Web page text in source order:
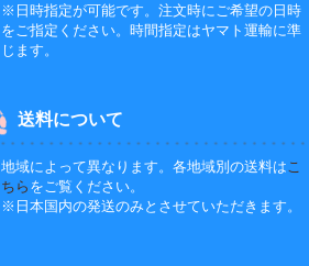
※日時指定が可能です。注文時にご希望の日時
をご指定ください。時間指定はヤマト運輸に準
じます。
送料について
地域によって異なります。各地域別の送料はこ
ちら をご覧ください。
※日本国内の発送のみとさせていただきます。